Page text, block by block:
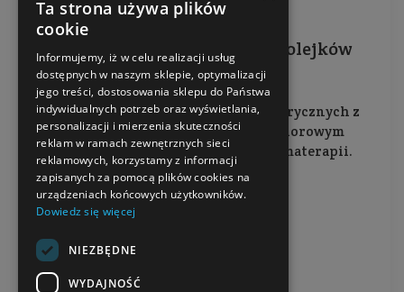
Dyfuzor ultradźwiękowy do olejków
eterycznych MILKY
Ultradźwiękowy dyfuzor olejków eterycznych z
funkcją nawilżania powietrza i kolorowym
podświetleniem. Doskonały do aromaterapii.
Ilość: 1 szt.
Producent:
189,99 zł
Ta strona używa plików
cookie
Informujemy, iż w celu realizacji usług
dostępnych w naszym sklepie, optymalizacji
jego treści, dostosowania sklepu do Państwa
indywidualnych potrzeb oraz wyświetlania,
personalizacji i mierzenia skuteczności
reklam w ramach zewnętrznych sieci
reklamowych, korzystamy z informacji
zapisanych za pomocą plików cookies na
urządzeniach końcowych użytkowników.
Dowiedz się więcej
NIEZBĘDNE
WYDAJNOŚĆ